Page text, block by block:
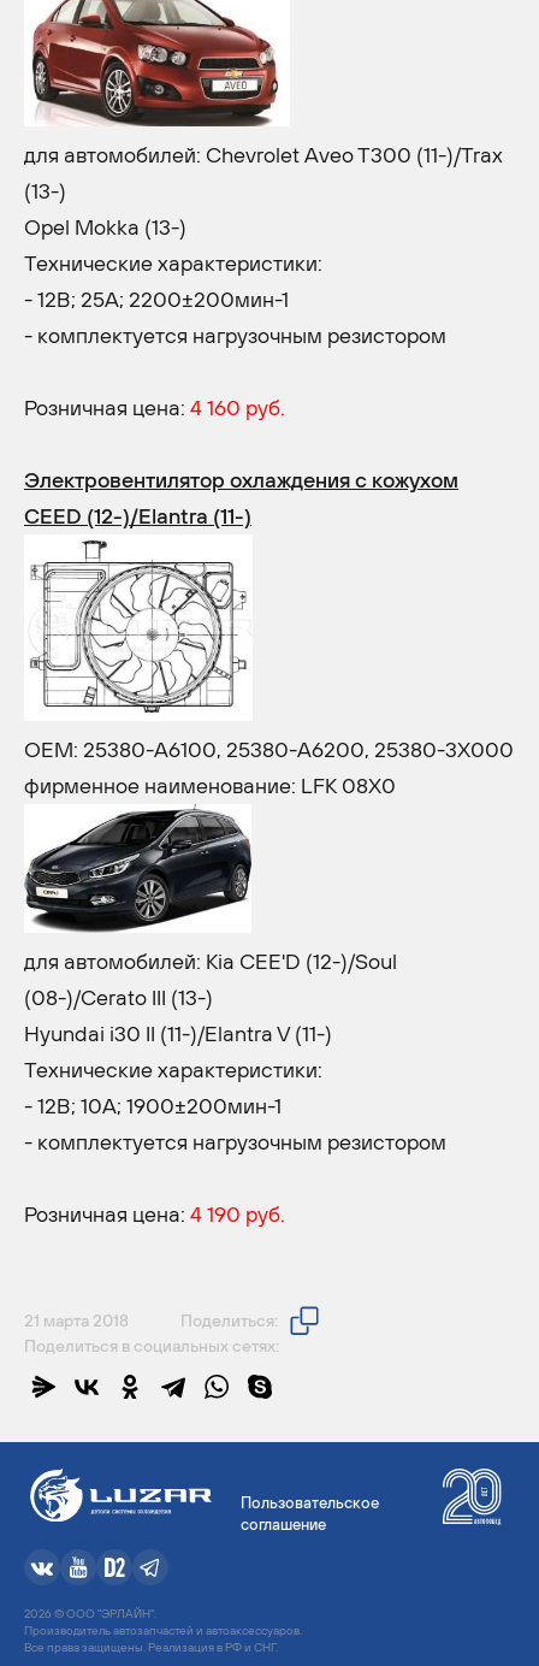
для автомобилей: Chevrolet Aveo T300 (11-)/Trax
(13-)
Opel Mokka (13-)
Технические характеристики:
- 12В; 25A; 2200±200мин-1
- комплектуется нагрузочным резистором
Розничная цена: 4 160 руб.
Электровентилятор охлаждения с кожухом
CEED (12-)/Elantra (11-)
OEM: 25380-A6100, 25380-A6200, 25380-3X000
фирменное наименование: LFK 08X0
для автомобилей: Kia CEE'D (12-)/Soul
(08-)/Cerato III (13-)
Hyundai i30 II (11-)/Elantra V (11-)
Технические характеристики:
- 12В; 10A; 1900±200мин-1
- комплектуется нагрузочным резистором
Розничная цена: 4 190 руб.
21 марта 2018
Поделиться:
Поделиться в социальных сетях:
Пользовательское
соглашение
2026 © ООО "ЭРЛАЙН".
Производитель автозапчастей и автоаксессуаров.
Все права защищены. Реализация в РФ и СНГ.